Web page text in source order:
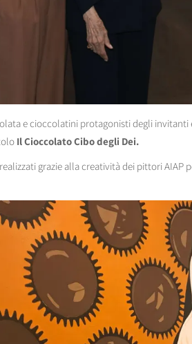
e cioccolatini protagonisti degli invitanti
Il Cioccolato Cibo degli Dei.
grazie alla creatività dei pittori